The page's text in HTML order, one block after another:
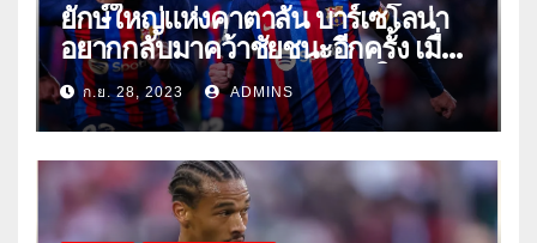
ยักษ์ใหญ่แห่งคาตาลัน บาร์เซโลน่า
อยากกลับมาคว้าชัยชนะอีกครั้ง เมื่อ
พวกเขาเปิดบ้านรับมือเซบีย่าในลีก
ก.ย. 28, 2023 ADMINS